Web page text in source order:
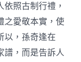
照古制行禮，
之愛敬本實，使
以，孫奇逢在
譜，而是告訴人